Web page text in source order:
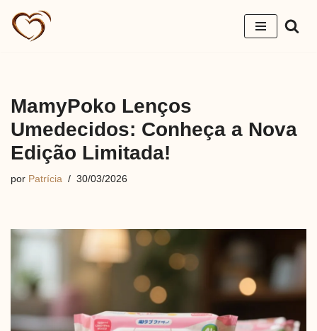
Pular
MamyPoko Lenços
Umedecidos: Conheça a Nova
Edição Limitada!
por Patrícia 30/03/2026